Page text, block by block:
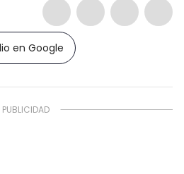
en Google